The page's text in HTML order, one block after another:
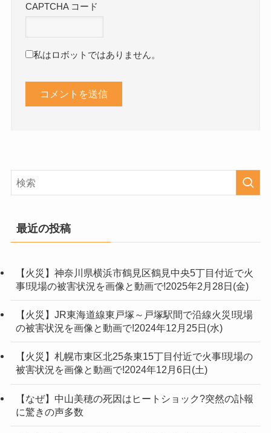
CAPTCHA コード
私はロボットではありません。
最近の投稿
【火災】神奈川県横浜市鶴見区鶴見中央5丁目付近で火
事!現場の被害状況を画像と動画で!2025年2月28日(金)
【火災】JR東海道線東戸塚～戸塚駅間で沿線火災!現場
の被害状況を画像と動画で!2024年12月25日(水)
【火災】札幌市東区北25条東15丁目付近で火事!現場の
被害状況を画像と動画で!2024年12月6日(土)
【なぜ】中山美穂の死因はヒートショック?突然の訃報
に驚きの声多数